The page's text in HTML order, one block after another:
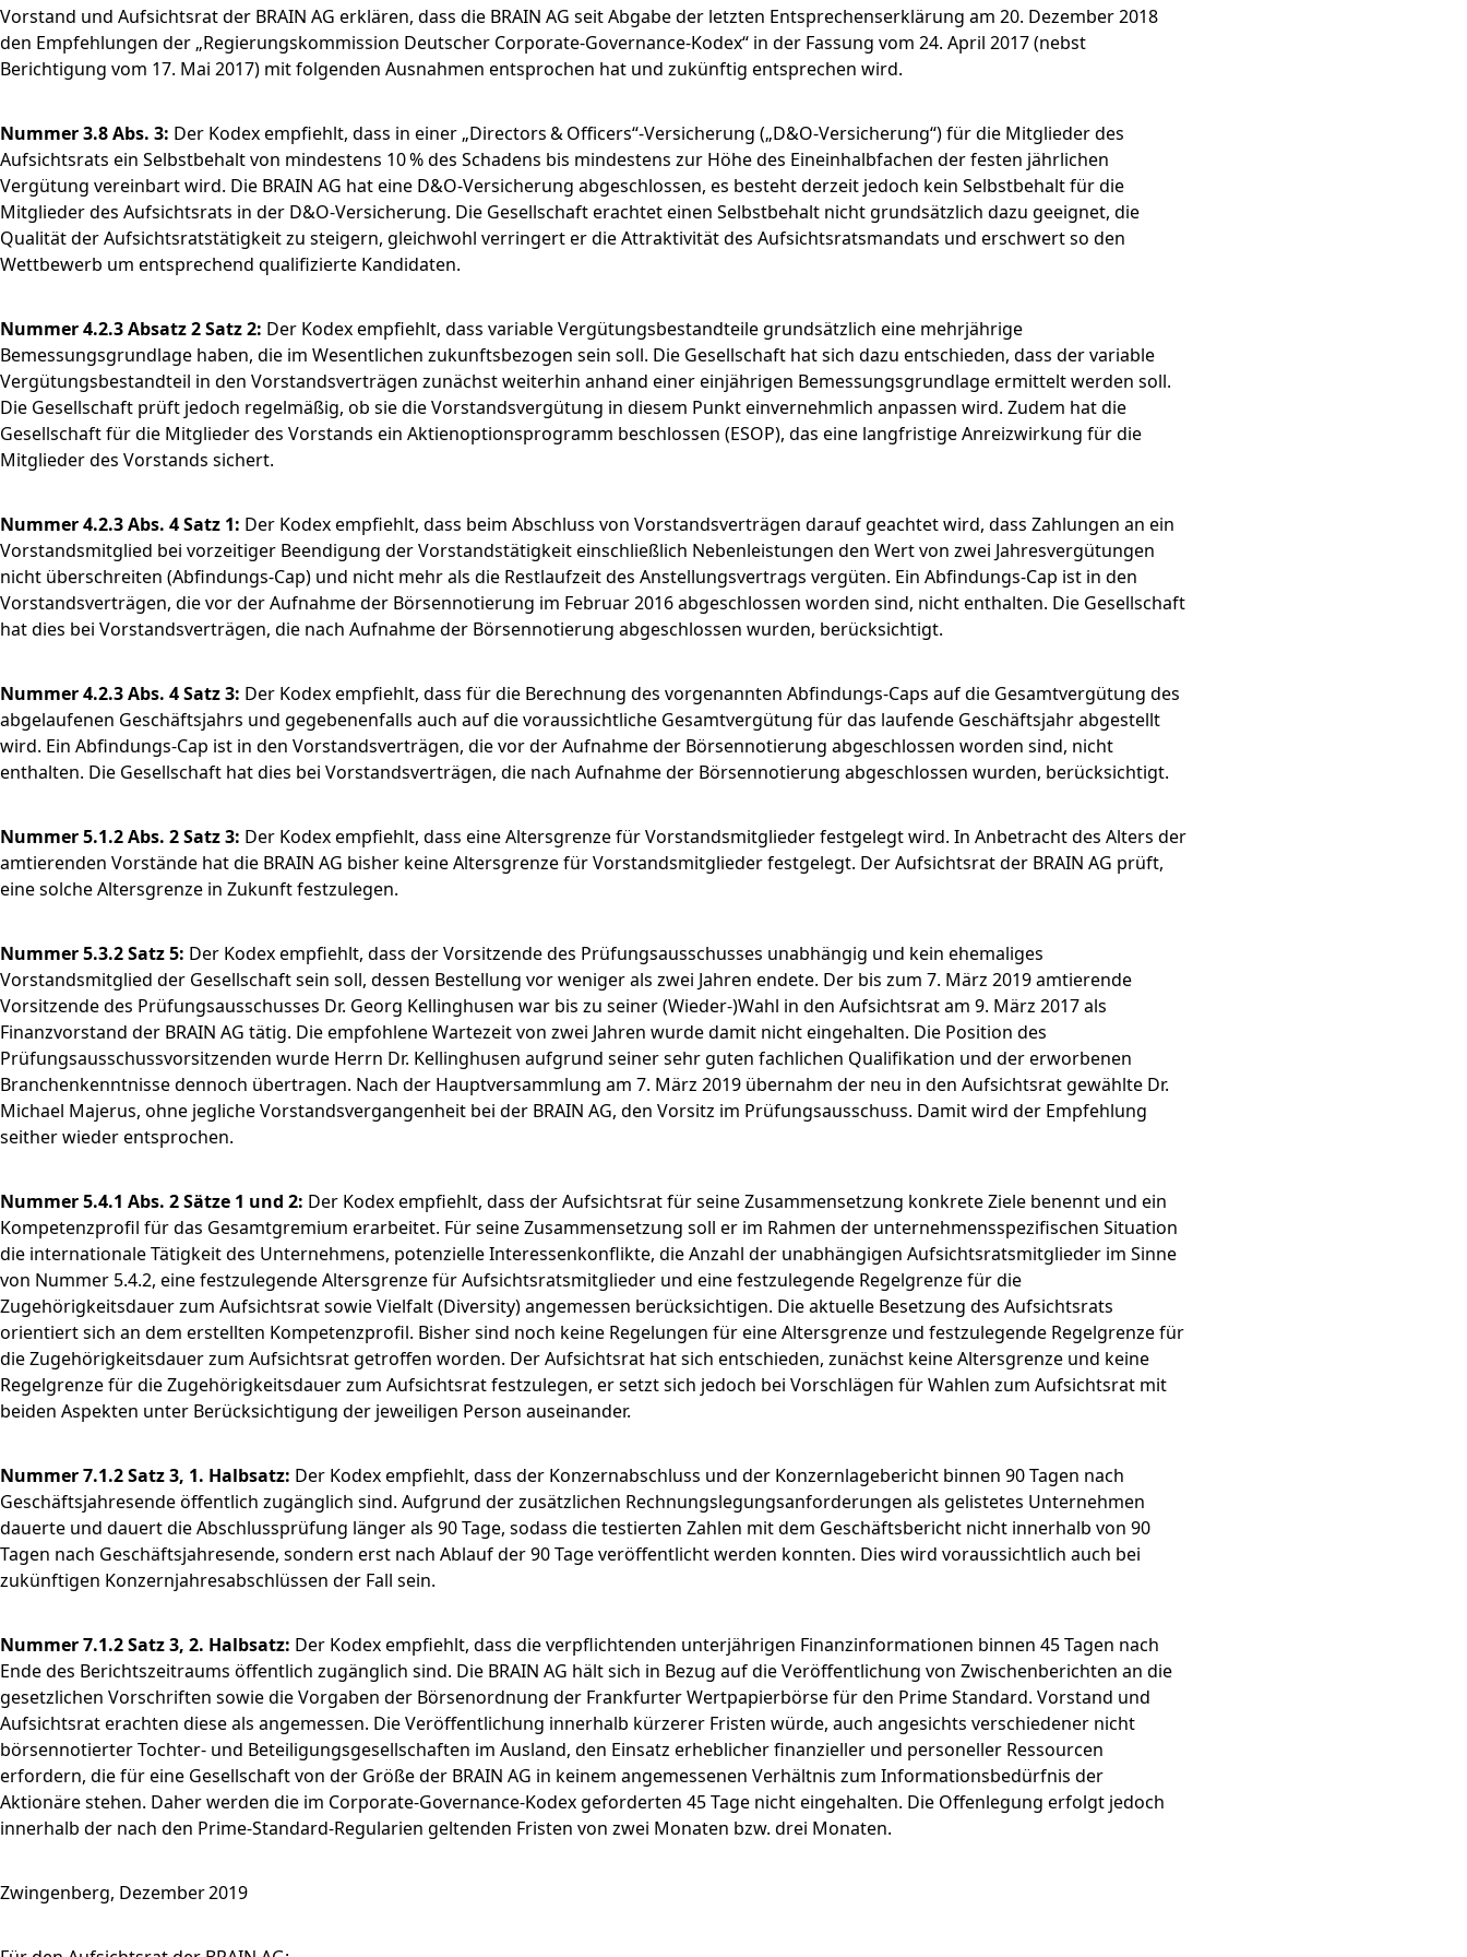
Inhaltsstoffe
Forschung und Entwicklung
Fermentationen
Menü schließen
Produktion, Veredelung & Vertrieb
Menü schließen
MÄRKTE
Lebensmittel & Getränke
Umwelt
Pipeline
Unternehmensgeschichte
BRAINBiocatalysts
Kontakt
Menü schließen
Segmente
Menü schließen
Vorstand
Erklärung zur
Unternehmensführung
ENTSPRECHENSERKLÄRUNG 2025
Unternehmenssatzung und
Geschäftsordnung des
Aufsichtsrats
FINANZPUBLIKATIONEN &
FINANZKALENDER
Unternehmensmitteilungen
Finanzberichte
Präsentationen & Videos
Investoren-Events
Kapitalmarkttag
Menü schließen
Submenü öffnen:
Hauptversammlung
HAUPTVERSAMMLUNG
Hauptversammlung 2026
Informationsanforderung
Menü schließen
Download
Nachhaltigkeitsbericht & ESG-
Menü schließen
Vorstand und Aufsichtsrat der BRAIN AG erklären, dass die BRAIN AG seit Abgabe der letzten Entsprechenserklärung am 20. Dezember 2018
den Empfehlungen der „Regierungskommission Deutscher Corporate-Governance-Kodex“ in der Fassung vom 24. April 2017 (nebst
Berichtigung vom 17. Mai 2017) mit folgenden Ausnahmen entsprochen hat und zukünftig entsprechen wird.
Nummer 3.8 Abs. 3: Der Kodex empfiehlt, dass in einer „Directors & Officers“-Versicherung („D&O-Versicherung“) für die Mitglieder des
Aufsichtsrats ein Selbstbehalt von mindestens 10 % des Schadens bis mindestens zur Höhe des Eineinhalbfachen der festen jährlichen
Vergütung vereinbart wird. Die BRAIN AG hat eine D&O-Versicherung abgeschlossen, es besteht derzeit jedoch kein Selbstbehalt für die
Mitglieder des Aufsichtsrats in der D&O-Versicherung. Die Gesellschaft erachtet einen Selbstbehalt nicht grundsätzlich dazu geeignet, die
Qualität der Aufsichtsratstätigkeit zu steigern, gleichwohl verringert er die Attraktivität des Aufsichtsratsmandats und erschwert so den
Wettbewerb um entsprechend qualifizierte Kandidaten.
Nummer 4.2.3 Absatz 2 Satz 2: Der Kodex empfiehlt, dass variable Vergütungsbestandteile grundsätzlich eine mehrjährige
Bemessungsgrundlage haben, die im Wesentlichen zukunftsbezogen sein soll. Die Gesellschaft hat sich dazu entschieden, dass der variable
Vergütungsbestandteil in den Vorstandsverträgen zunächst weiterhin anhand einer einjährigen Bemessungsgrundlage ermittelt werden soll.
Die Gesellschaft prüft jedoch regelmäßig, ob sie die Vorstandsvergütung in diesem Punkt einvernehmlich anpassen wird. Zudem hat die
Gesellschaft für die Mitglieder des Vorstands ein Aktienoptionsprogramm beschlossen (ESOP), das eine langfristige Anreizwirkung für die
Mitglieder des Vorstands sichert.
Nummer 4.2.3 Abs. 4 Satz 1: Der Kodex empfiehlt, dass beim Abschluss von Vorstandsverträgen darauf geachtet wird, dass Zahlungen an ein
Vorstandsmitglied bei vorzeitiger Beendigung der Vorstandstätigkeit einschließlich Nebenleistungen den Wert von zwei Jahresvergütungen
nicht überschreiten (Abfindungs-Cap) und nicht mehr als die Restlaufzeit des Anstellungsvertrags vergüten. Ein Abfindungs-Cap ist in den
Vorstandsverträgen, die vor der Aufnahme der Börsennotierung im Februar 2016 abgeschlossen worden sind, nicht enthalten. Die Gesellschaft
hat dies bei Vorstandsverträgen, die nach Aufnahme der Börsennotierung abgeschlossen wurden, berücksichtigt.
Nummer 4.2.3 Abs. 4 Satz 3: Der Kodex empfiehlt, dass für die Berechnung des vorgenannten Abfindungs-Caps auf die Gesamtvergütung des
abgelaufenen Geschäftsjahrs und gegebenenfalls auch auf die voraussichtliche Gesamtvergütung für das laufende Geschäftsjahr abgestellt
wird. Ein Abfindungs-Cap ist in den Vorstandsverträgen, die vor der Aufnahme der Börsennotierung abgeschlossen worden sind, nicht
enthalten. Die Gesellschaft hat dies bei Vorstandsverträgen, die nach Aufnahme der Börsennotierung abgeschlossen wurden, berücksichtigt.
Nummer 5.1.2 Abs. 2 Satz 3: Der Kodex empfiehlt, dass eine Altersgrenze für Vorstandsmitglieder festgelegt wird. In Anbetracht des Alters der
amtierenden Vorstände hat die BRAIN AG bisher keine Altersgrenze für Vorstandsmitglieder festgelegt. Der Aufsichtsrat der BRAIN AG prüft,
eine solche Altersgrenze in Zukunft festzulegen.
Nummer 5.3.2 Satz 5: Der Kodex empfiehlt, dass der Vorsitzende des Prüfungsausschusses unabhängig und kein ehemaliges
Vorstandsmitglied der Gesellschaft sein soll, dessen Bestellung vor weniger als zwei Jahren endete. Der bis zum 7. März 2019 amtierende
Vorsitzende des Prüfungsausschusses Dr. Georg Kellinghusen war bis zu seiner (Wieder-)Wahl in den Aufsichtsrat am 9. März 2017 als
Finanzvorstand der BRAIN AG tätig. Die empfohlene Wartezeit von zwei Jahren wurde damit nicht eingehalten. Die Position des
Prüfungsausschussvorsitzenden wurde Herrn Dr. Kellinghusen aufgrund seiner sehr guten fachlichen Qualifikation und der erworbenen
Branchenkenntnisse dennoch übertragen. Nach der Hauptversammlung am 7. März 2019 übernahm der neu in den Aufsichtsrat gewählte Dr.
Michael Majerus, ohne jegliche Vorstandsvergangenheit bei der BRAIN AG, den Vorsitz im Prüfungsausschuss. Damit wird der Empfehlung
seither wieder entsprochen.
Nummer 5.4.1 Abs. 2 Sätze 1 und 2: Der Kodex empfiehlt, dass der Aufsichtsrat für seine Zusammensetzung konkrete Ziele benennt und ein
Kompetenzprofil für das Gesamtgremium erarbeitet. Für seine Zusammensetzung soll er im Rahmen der unternehmensspezifischen Situation
die internationale Tätigkeit des Unternehmens, potenzielle Interessenkonflikte, die Anzahl der unabhängigen Aufsichtsratsmitglieder im Sinne
von Nummer 5.4.2, eine festzulegende Altersgrenze für Aufsichtsratsmitglieder und eine festzulegende Regelgrenze für die
Zugehörigkeitsdauer zum Aufsichtsrat sowie Vielfalt (Diversity) angemessen berücksichtigen. Die aktuelle Besetzung des Aufsichtsrats
orientiert sich an dem erstellten Kompetenzprofil. Bisher sind noch keine Regelungen für eine Altersgrenze und festzulegende Regelgrenze für
die Zugehörigkeitsdauer zum Aufsichtsrat getroffen worden. Der Aufsichtsrat hat sich entschieden, zunächst keine Altersgrenze und keine
Regelgrenze für die Zugehörigkeitsdauer zum Aufsichtsrat festzulegen, er setzt sich jedoch bei Vorschlägen für Wahlen zum Aufsichtsrat mit
beiden Aspekten unter Berücksichtigung der jeweiligen Person auseinander.
Nummer 7.1.2 Satz 3, 1. Halbsatz: Der Kodex empfiehlt, dass der Konzernabschluss und der Konzernlagebericht binnen 90 Tagen nach
Geschäftsjahresende öffentlich zugänglich sind. Aufgrund der zusätzlichen Rechnungslegungsanforderungen als gelistetes Unternehmen
dauerte und dauert die Abschlussprüfung länger als 90 Tage, sodass die testierten Zahlen mit dem Geschäftsbericht nicht innerhalb von 90
Tagen nach Geschäftsjahresende, sondern erst nach Ablauf der 90 Tage veröffentlicht werden konnten. Dies wird voraussichtlich auch bei
zukünftigen Konzernjahresabschlüssen der Fall sein.
Nummer 7.1.2 Satz 3, 2. Halbsatz: Der Kodex empfiehlt, dass die verpflichtenden unterjährigen Finanzinformationen binnen 45 Tagen nach
Ende des Berichtszeitraums öffentlich zugänglich sind. Die BRAIN AG hält sich in Bezug auf die Veröffentlichung von Zwischenberichten an die
gesetzlichen Vorschriften sowie die Vorgaben der Börsenordnung der Frankfurter Wertpapierbörse für den Prime Standard. Vorstand und
Aufsichtsrat erachten diese als angemessen. Die Veröffentlichung innerhalb kürzerer Fristen würde, auch angesichts verschiedener nicht
börsennotierter Tochter- und Beteiligungsgesellschaften im Ausland, den Einsatz erheblicher finanzieller und personeller Ressourcen
erfordern, die für eine Gesellschaft von der Größe der BRAIN AG in keinem angemessenen Verhältnis zum Informationsbedürfnis der
Aktionäre stehen. Daher werden die im Corporate-Governance-Kodex geforderten 45 Tage nicht eingehalten. Die Offenlegung erfolgt jedoch
innerhalb der nach den Prime-Standard-Regularien geltenden Fristen von zwei Monaten bzw. drei Monaten.
Zwingenberg, Dezember 2019